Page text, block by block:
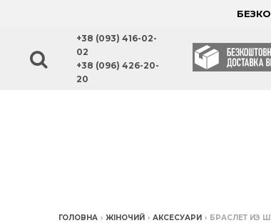
+38 (093) 416-02-
02
+38 (096) 426-20-
20
ГОЛОВНА › ЖІНОЧИЙ › АКСЕСУАРИ › БРАСЛЕТ ИЗ